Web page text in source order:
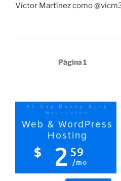
Víctor Martínez como
PaginaciónPágina1